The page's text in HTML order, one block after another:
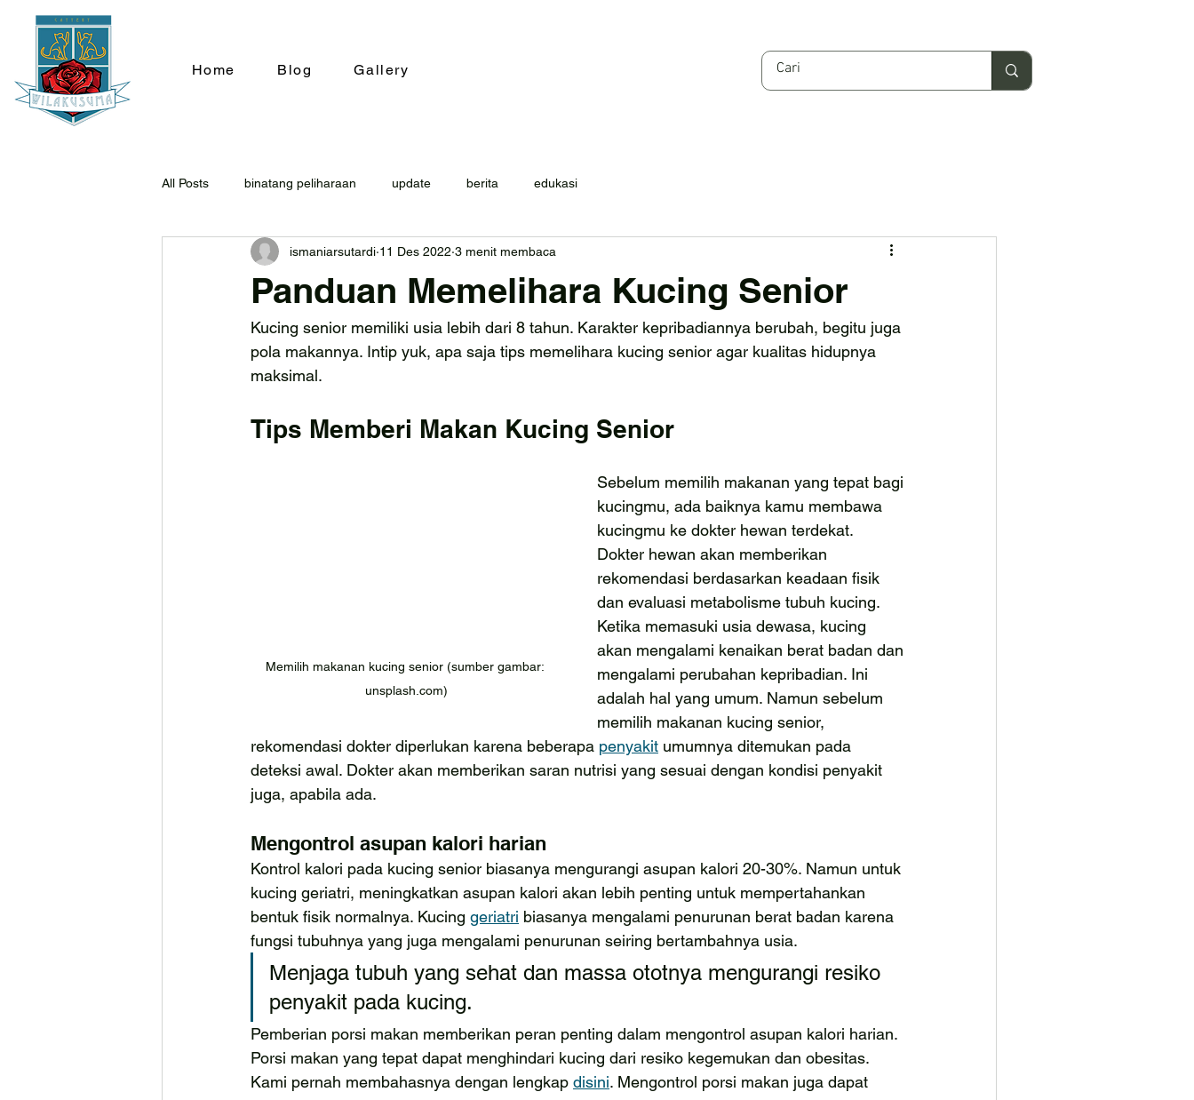
Home Blog Gallery
All Posts binatang peliharaan update berita edukasi
Panduan Memelihara Kucing Senior
ismaniarsutardi 11 Des 2022 3 menit membaca
Kucing senior memiliki usia lebih dari 8 tahun. Karakter kepribadiannya berubah, begitu juga
pola makannya. Intip yuk, apa saja tips memelihara kucing senior agar kualitas hidupnya
maksimal.
Tips Memberi Makan Kucing Senior
Memilih makanan kucing senior (sumber gambar:
unsplash.com)
Sebelum memilih makanan yang tepat bagi
kucingmu, ada baiknya kamu membawa
kucingmu ke dokter hewan terdekat.
Dokter hewan akan memberikan
rekomendasi berdasarkan keadaan fisik
dan evaluasi metabolisme tubuh kucing.
Ketika memasuki usia dewasa, kucing
akan mengalami kenaikan berat badan dan
mengalami perubahan kepribadian. Ini
adalah hal yang umum. Namun sebelum
memilih makanan kucing senior,
rekomendasi dokter diperlukan karena beberapa penyakit umumnya ditemukan pada
deteksi awal. Dokter akan memberikan saran nutrisi yang sesuai dengan kondisi penyakit
juga, apabila ada.
Mengontrol asupan kalori harian
Kontrol kalori pada kucing senior biasanya mengurangi asupan kalori 20-30%. Namun untuk
kucing geriatri, meningkatkan asupan kalori akan lebih penting untuk mempertahankan
bentuk fisik normalnya. Kucing geriatri biasanya mengalami penurunan berat badan karena
fungsi tubuhnya yang juga mengalami penurunan seiring bertambahnya usia.
Menjaga tubuh yang sehat dan massa ototnya mengurangi resiko
penyakit pada kucing.
Pemberian porsi makan memberikan peran penting dalam mengontrol asupan kalori harian.
Porsi makan yang tepat dapat menghindari kucing dari resiko kegemukan dan obesitas.
Kami pernah membahasnya dengan lengkap disini. Mengontrol porsi makan juga dapat